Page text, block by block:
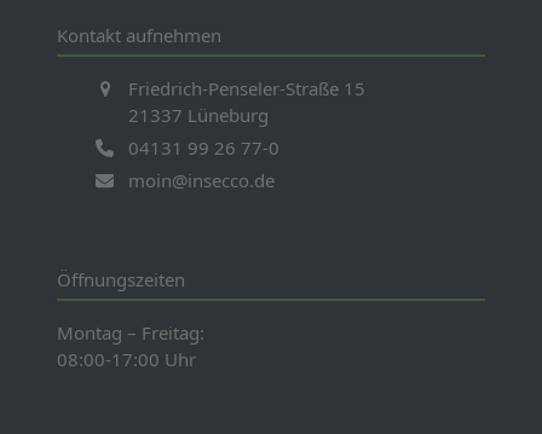
Kontakt aufnehmen
Friedrich-Penseler-Straße 15
21337 Lüneburg
04131 99 26 77-0
moin@insecco.de
Öffnungszeiten
Montag – Freitag:
08:00-17:00 Uhr